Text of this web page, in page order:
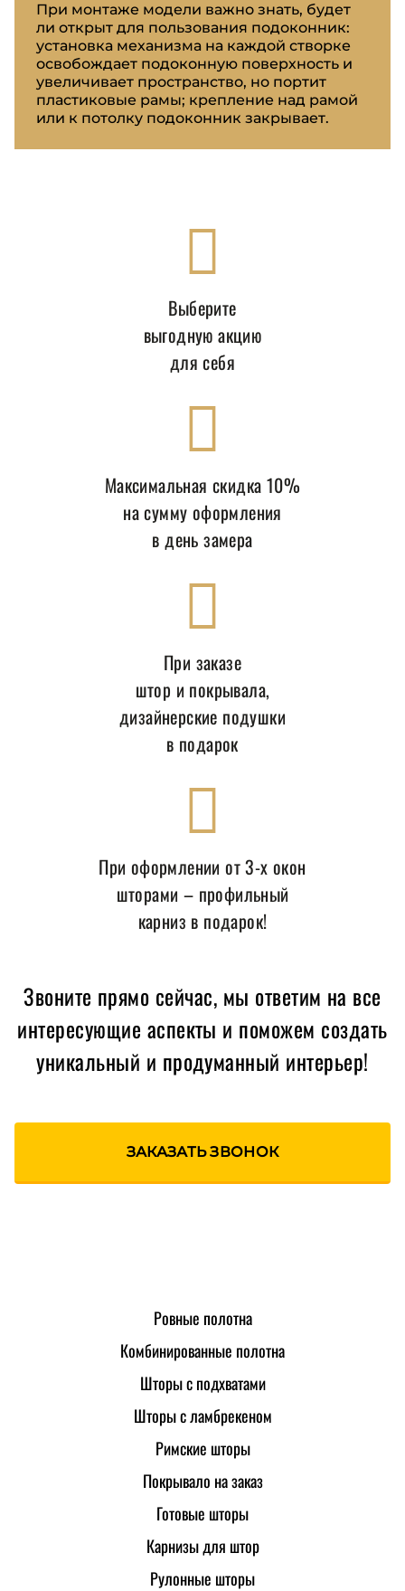
При монтаже модели важно знать, будет
ли открыт для пользования подоконник:
установка механизма на каждой створке
освобождает подоконную поверхность и
увеличивает пространство, но портит
пластиковые рамы; крепление над рамой
или к потолку подоконник закрывает.
Выберите
выгодную акцию
для себя
Максимальная скидка 10%
на сумму оформления
в день замера
При заказе
штор и покрывала,
дизайнерские подушки
в подарок
При оформлении от 3-х окон
шторами – профильный
карниз в подарок!
Звоните прямо сейчас, мы ответим на все
интересующие аспекты и поможем создать
уникальный и продуманный интерьер!
ЗАКАЗАТЬ ЗВОНОК
Ровные полотна
Комбинированные полотна
Шторы с подхватами
Шторы с ламбрекеном
Римские шторы
Покрывало на заказ
Готовые шторы
Карнизы для штор
Рулонные шторы